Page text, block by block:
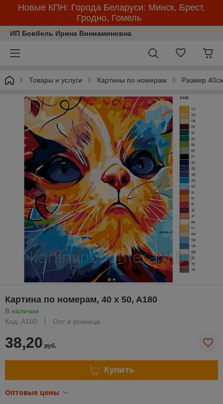
Новые КПН: Города Беларуси: Минск, Брест,
Гродно, Гомель
ИП Бовбель Ирина Виниаминовна
Товары и услуги Картины по номерам Размер
Картина по номерам, 40 x 50, A180
В наличии
Код: A180
Опт и розница
38,20 руб.
Купить
Оптовые цены